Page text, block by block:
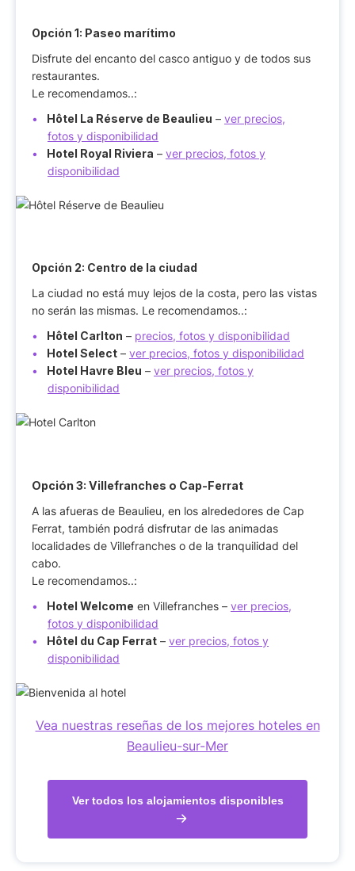
Opción 1: Paseo marítimo
Disfrute del encanto del casco antiguo y de todos sus
restaurantes.
Le recomendamos..:
Hôtel La Réserve de Beaulieu – ver precios,
fotos y disponibilidad
Hotel Royal Riviera – ver precios, fotos y
disponibilidad
Opción 2: Centro de la ciudad
La ciudad no está muy lejos de la costa, pero las vistas
no serán las mismas. Le recomendamos..:
Hôtel Carlton – precios, fotos y disponibilidad
Hotel Select – ver precios, fotos y disponibilidad
Hotel Havre Bleu – ver precios, fotos y
disponibilidad
Opción 3: Villefranches o Cap-Ferrat
A las afueras de Beaulieu, en los alrededores de Cap
Ferrat, también podrá disfrutar de las animadas
localidades de Villefranches o de la tranquilidad del
cabo.
Le recomendamos..:
Hotel Welcome en Villefranches – ver precios,
fotos y disponibilidad
Hôtel du Cap Ferrat – ver precios, fotos y
disponibilidad
Vea nuestras reseñas de los mejores hoteles en
Beaulieu-sur-Mer
Ver todos los alojamientos disponibles